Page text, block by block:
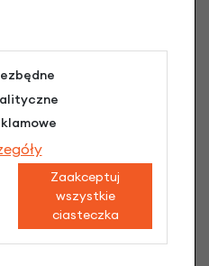
Zaakceptuj
wszystkie
ciasteczka